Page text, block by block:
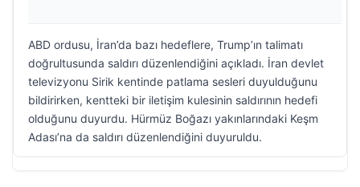
ABD ordusu, İran’da bazı hedeflere, Trump’ın talimatı
doğrultusunda saldırı düzenlendiğini açıkladı. İran devlet
televizyonu Sirik kentinde patlama sesleri duyulduğunu
bildirirken, kentteki bir iletişim kulesinin saldırının hedefi
olduğunu duyurdu. Hürmüz Boğazı yakınlarındaki Keşm
Adası’na da saldırı düzenlendiğini duyuruldu.